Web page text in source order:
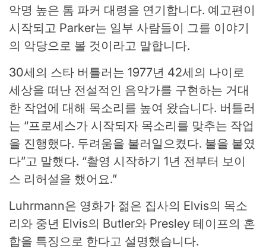
악명 높은 톰 파커 대령을 연기합니다. 예고편이
시작되고 Parker는 일부 사람들이 그를 이야기
의 악당으로 볼 것이라고 말합니다.
30세의 스타 버틀러는 1977년 42세의 나이로
세상을 떠난 전설적인 음악가를 구현하는 거대
한 작업에 대해 목소리를 높여 왔습니다. 버틀러
는 “프로세스가 시작되자 목소리를 맞추는 작업
을 진행했다. 두려움을 불러일으켰다. 불을 붙였
다”고 말했다. “촬영 시작하기 1년 전부터 보이
스 리허설을 했어요.”
Luhrmann은 영화가 젊은 집사의 Elvis의 목소
리와 중년 Elvis의 Butler와 Presley 테이프의 혼
합을 특징으로 한다고 설명했습니다.